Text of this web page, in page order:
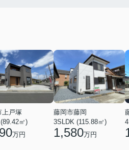
上戸塚
㎡)
万円
藤岡市藤岡
3SLDK (115.88㎡)
1,580万円